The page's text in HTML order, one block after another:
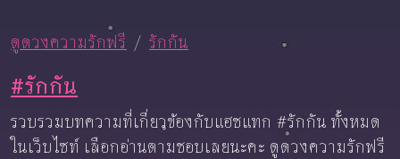
ดูดวงความรักฟรี รักกัน
#รักกัน
รวบรวมบทความที่เกี่ยวข้องกับแฮชแทก #รักกัน ทั้งหมด
ในเว็บไซท์ เลือกอ่านตามชอบเลยนะคะ ดูดวงความรักฟรี